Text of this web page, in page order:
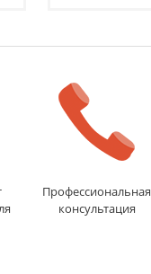
1-2 дня
Профессиональная
консультация